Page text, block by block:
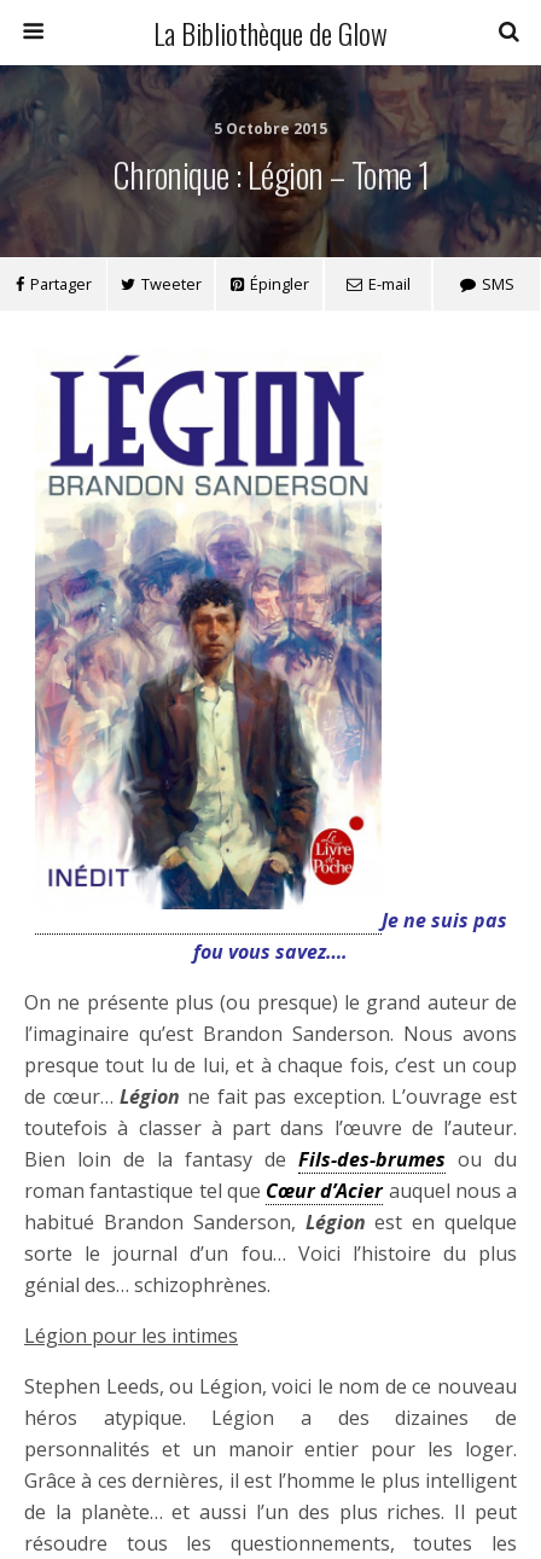
La Bibliothèque de Glow
5 Octobre 2015
Chronique : Légion – Tome 1
Partager Tweeter Épingler E-mail SMS
Je ne suis pas
fou vous savez….
On ne présente plus (ou presque) le grand auteur de
l’imaginaire qu’est Brandon Sanderson. Nous avons
presque tout lu de lui, et à chaque fois, c’est un coup
de cœur…Légion ne fait pas exception. L’ouvrage est
toutefois à classer à part dans l’œuvre de l’auteur.
Bien loin de la fantasy de Fils-des-brumes ou du
roman fantastique tel que Cœur d’Acierauquel nous a
habitué Brandon Sanderson, Légion est en quelque
sorte le journal d’un fou… Voici l’histoire du plus
génial des… schizophrènes.
Légion pour les intimes
Stephen Leeds, ou Légion, voici le nom de ce nouveau
héros atypique. Légion a des dizaines de
personnalités et un manoir entier pour les loger.
Grâce à ces dernières, il est l’homme le plus intelligent
de la planète… et aussi l’un des plus riches. Il peut
résoudre tous les questionnements, toutes les